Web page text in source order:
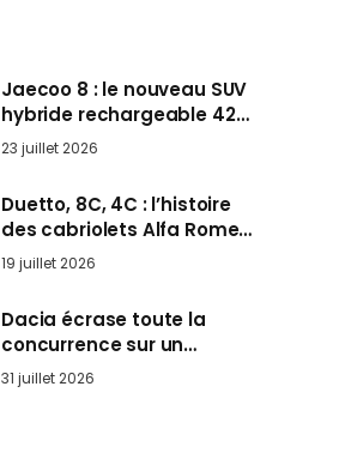
Jaecoo 8 : le nouveau SUV
hybride rechargeable 428
ch qui vise l’Audi Q7 arrive
en Europe cet automne
23 juillet 2026
Duetto, 8C, 4C : l’histoire
des cabriolets Alfa Romeo,
ces Spider qui ont défini
l’art de rouler cheveux au
vent
19 juillet 2026
Dacia écrase toute la
concurrence sur un
marché où personne ne
l’attendait
31 juillet 2026